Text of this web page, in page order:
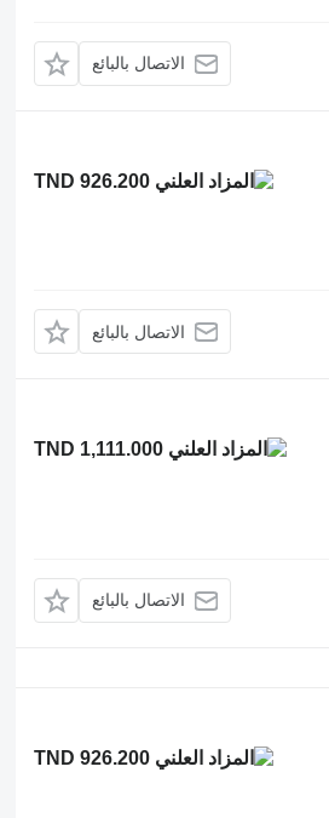
الاتصال بالبائع
TND 926.200
الاتصال بالبائع
TND 1,111.000
الاتصال بالبائع
TND 926.200